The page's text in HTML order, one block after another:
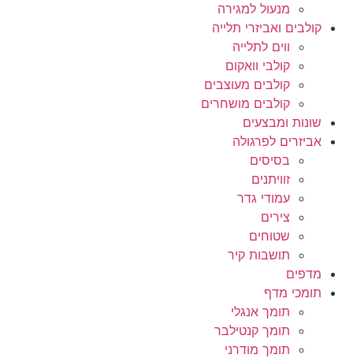
מנעול למגירה
קולבים ואביזרי תלייה
ווים לתלייה
קולבי וואקום
קולבים מעוצבים
קולבים מושחרים
שונות ומבצעים
אביזרים לפרגולה
בסיסים
זוויתנים
עמודי גדר
צירים
שטוחים
תושבות קיר
מדפים
תומכי מדף
תומך אנגלי
תומך קנטילבר
תומך מודרני